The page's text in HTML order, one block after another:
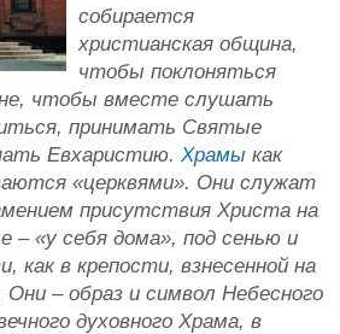
собирается
христианская община,
чтобы поклоняться
чтобы вместе слушать
принимать Святые
Евхаристию. Храмы как
«церквями». Они служат
присутствия Христа на
– «у себя дома», под сенью и
как в крепости, взнесенной на
Они – образ и символ Небесного
духовного Храма, в